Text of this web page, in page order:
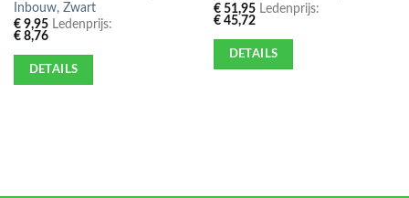
Inbouw, Zwart
€9,95Ledenprijs:
€8,76
DETAILS
€51,95Ledenprijs:
€45,72
DETAILS